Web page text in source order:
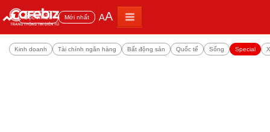
Đọc nhiều Mới nhất AA
Kinh doanh Tài chính ngân hàng Bất động sản Quốc tế Sống Special